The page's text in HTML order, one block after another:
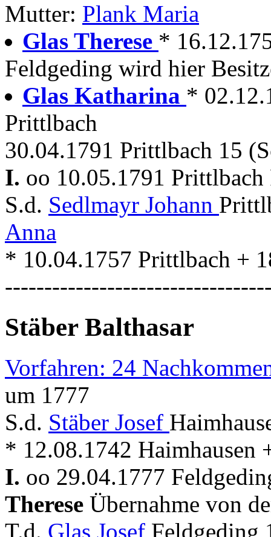
Mutter: Plank Maria
Glas Therese *
Feldgeding wird hier
Glas Katharina *
Prittlbach
30.04.1791 Prittlbach 15
I. oo 10.05.1791
S.d. Sedlmayr Johann
Anna
* 10.04.1757 Prittlbach +
Stäber Balthasar
Vorfahren: 24
um 1777
S.d. Stäber Josef
* 12.08.1742 Haimhausen
I. oo 29.04.1777
Therese Übernahme von
T.d. Glas Josef Feldgeding